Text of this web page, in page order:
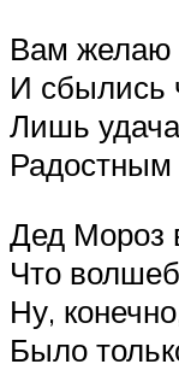
Вам желаю
И сбылись
Лишь
Радостным
Дед Мороз
Что
Ну,
Было